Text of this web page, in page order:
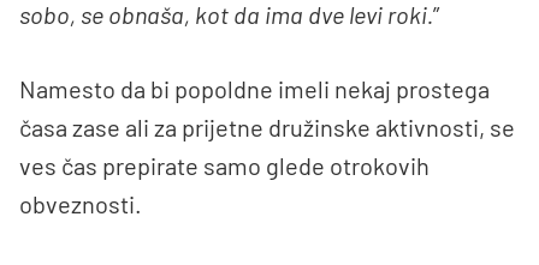
sobo, se obnaša, kot da ima dve levi roki.”
Namesto da bi popoldne imeli nekaj prostega
časa zase ali za prijetne družinske aktivnosti, se
ves čas prepirate samo glede otrokovih
obveznosti.